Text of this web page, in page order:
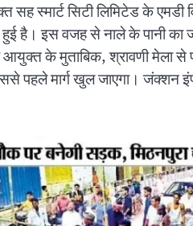
स्मार्ट सिटी लिमिटेड के
इस वजह से नाले के पानी का
के मुताबिक, श्रावणी मेला से
पहले मार्ग खुल जाएगा।